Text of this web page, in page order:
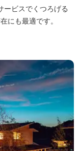
ービスでくつろげる
にも最適です。